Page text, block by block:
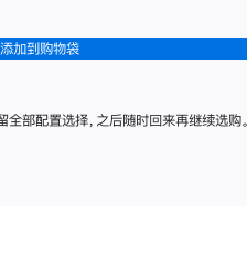
添加到购物袋
部配置选择，之后随时回来再继续选购。